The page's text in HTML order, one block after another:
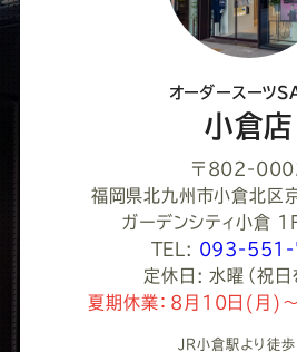
オーダースーツ
小倉店
〒802-
福岡県北九州市小倉北区京
ガーデンシティ小倉
TEL: 093-
定休日: 水曜（祝日
夏期休業：8月10日(月)
JR小倉駅より徒